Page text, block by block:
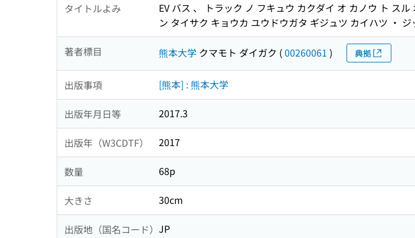
タイトルよみ
EV バス 、 トラック ノ フキュウ カクダイ オ カノウ ト ス
ン タイサク キョウカ ユウドウガタ ギジュツ カイハツ ・
著者標目 熊本大学 クマモト ダイガク (00260061 ) 典拠
出版事項 [熊本] : 熊本大学
出版年月日等 2017.3
出版年（W3CDTF） 2017
数量 68p
大きさ 30cm
出版地（国名コード） JP